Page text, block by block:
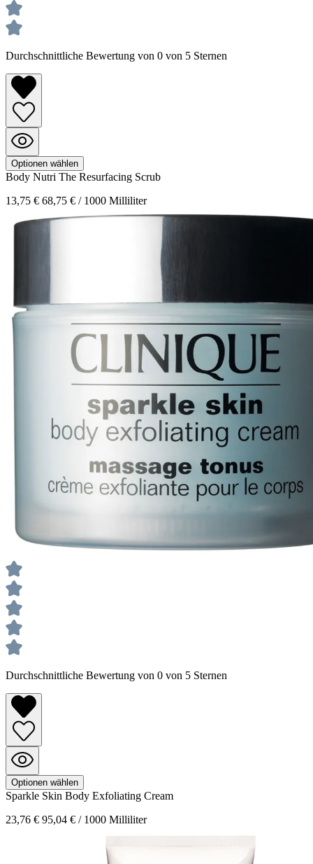
Durchschnittliche Bewertung von 0 von 5 Sternen
Optionen wählen
Body Nutri The Resurfacing Scrub
13,75 € 68,75 € / 1000 Milliliter
Durchschnittliche Bewertung von 0 von 5 Sternen
Optionen wählen
Sparkle Skin Body Exfoliating Cream
23,76 € 95,04 € / 1000 Milliliter